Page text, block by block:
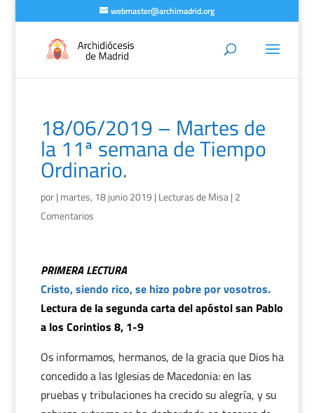
webmaster@archimadrid.org
18/06/2019 – Martes de
la 11ª semana de Tiempo
Ordinario.
por| martes, 18 junio 2019 | Lecturas de Misa| 2
Comentarios
PRIMERA LECTURA
Cristo, siendo rico, se hizo pobre por vosotros.
Lectura de la segunda carta del apóstol san Pablo
a los Corintios 8, 1-9
Os informamos, hermanos, de la gracia que Dios ha
concedido a las Iglesias de Macedonia: en las
pruebas y tribulaciones ha crecido su alegría, y su